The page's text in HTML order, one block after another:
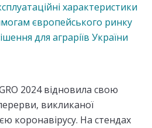
характеристики
європейського ринку
для аграріїв України
2024 відновила свою
викликаної
коронавірусу. На стендах